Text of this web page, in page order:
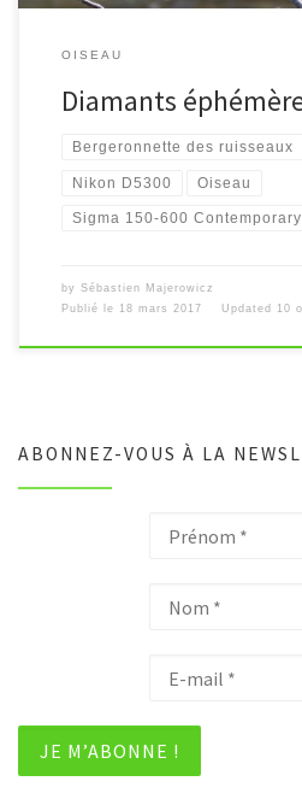
OISEAU
Diamants
Bergeronnette des ruisseaux
Nikon D5300 Oiseau
Sigma 150-600 Contemporary
by Sébastien Majerowicz
Publié le 18 mars 2017 Updated 10
ABONNEZ-VOUS À LA